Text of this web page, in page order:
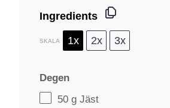
Ingredients
SKALA 1x 2x 3x
Degen
50 g Jäst